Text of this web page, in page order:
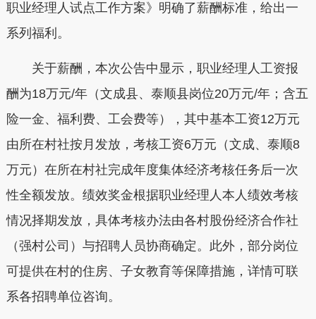
职业经理人试点工作方案》明确了薪酬标准，给出一
系列福利。
关于薪酬，本次公告中显示，职业经理人工资报
酬为18万元/年（文成县、泰顺县岗位20万元/年；含五
险一金、福利费、工会费等），其中基本工资12万元
由所在村社按月发放，考核工资6万元（文成、泰顺8
万元）在所在村社完成年度集体经济考核任务后一次
性全额发放。绩效奖金根据职业经理人本人绩效考核
情况择期发放，具体考核办法由各村股份经济合作社
（强村公司）与招聘人员协商确定。此外，部分岗位
可提供在村的住房、子女教育等保障措施，详情可联
系各招聘单位咨询。